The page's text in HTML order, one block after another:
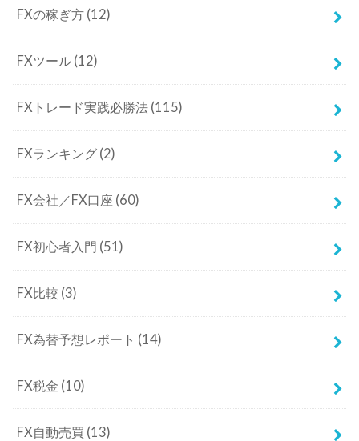
FXの稼ぎ方 (12)
FXツール (12)
FXトレード実践必勝法 (115)
FXランキング (2)
FX会社／FX口座 (60)
FX初心者入門 (51)
FX比較 (3)
FX為替予想レポート (14)
FX税金 (10)
FX自動売買 (13)